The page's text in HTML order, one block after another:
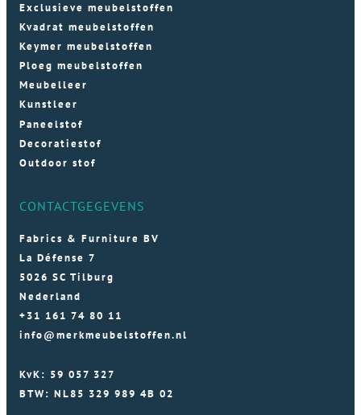
Exclusieve meubelstoffen
Kvadrat meubelstoffen
Keymer meubelstoffen
Ploeg meubelstoffen
Meubelleer
Kunstleer
Paneelstof
Decoratiestof
Outdoor stof
CONTACTGEGEVENS
Fabrics & Furniture BV
La Défense 7
5026 SC Tilburg
Nederland
+31 161 74 80 11
info@merkmeubelstoffen.nl
KvK: 59 057 327
BTW: NL85 329 989 4B 02